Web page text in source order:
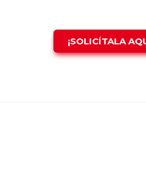
¡SOLICÍTALA